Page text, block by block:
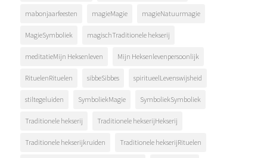
mabonjaarfeesten magieMagie magieNatuurmagie
MagieSymboliek magischTraditionele hekserij
meditatieMijn Heksenleven Mijn Heksenlevenpersoonlijk
RituelenRituelen sibbeSibbes spiritueelLevenswijsheid
stiltegeluiden SymboliekMagie SymboliekSymboliek
Traditionele hekserij Traditionele hekserijHekserij
Traditionele hekserijkruiden Traditionele hekserijRituelen